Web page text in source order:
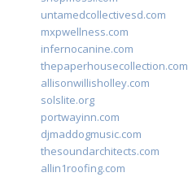
untamedcollectivesd.com
mxpwellness.com
infernocanine.com
thepaperhousecollection.com
allisonwillisholley.com
solslite.org
portwayinn.com
djmaddogmusic.com
thesoundarchitects.com
allin1roofing.com